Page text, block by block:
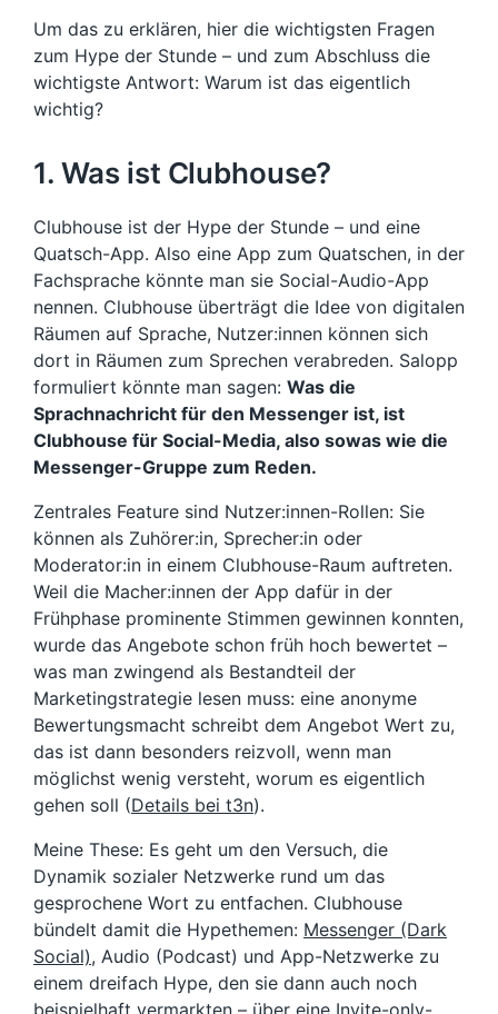
Um das zu erklären, hier die wichtigsten Fragen
zum Hype der Stunde – und zum Abschluss die
wichtigste Antwort: Warum ist das eigentlich
wichtig?
1. Was ist Clubhouse?
Clubhouse ist der Hype der Stunde – und eine
Quatsch-App. Also eine App zum Quatschen, in der
Fachsprache könnte man sie Social-Audio-App
nennen. Clubhouse überträgt die Idee von digitalen
Räumen auf Sprache, Nutzer:innen können sich
dort in Räumen zum Sprechen verabreden. Salopp
formuliert könnte man sagen: Was die
Sprachnachricht für den Messenger ist, ist
Clubhouse für Social-Media, also sowas wie die
Messenger-Gruppe zum Reden.
Zentrales Feature sind Nutzer:innen-Rollen: Sie
können als Zuhörer:in, Sprecher:in oder
Moderator:in in einem Clubhouse-Raum auftreten.
Weil die Macher:innen der App dafür in der
Frühphase prominente Stimmen gewinnen konnten,
wurde das Angebote schon früh hoch bewertet –
was man zwingend als Bestandteil der
Marketingstrategie lesen muss: eine anonyme
Bewertungsmacht schreibt dem Angebot Wert zu,
das ist dann besonders reizvoll, wenn man
möglichst wenig versteht, worum es eigentlich
gehen soll (Details bei t3n).
Meine These: Es geht um den Versuch, die
Dynamik sozialer Netzwerke rund um das
gesprochene Wort zu entfachen. Clubhouse
bündelt damit die Hypethemen: Messenger (Dark
Social), Audio (Podcast) und App-Netzwerke zu
einem dreifach Hype, den sie dann auch noch
beispielhaft vermarkten – über eine Invite-only-